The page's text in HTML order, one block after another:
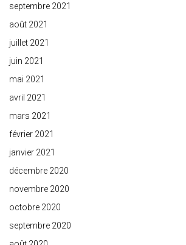
septembre 2021
août 2021
juillet 2021
juin 2021
mai 2021
avril 2021
mars 2021
février 2021
janvier 2021
décembre 2020
novembre 2020
octobre 2020
septembre 2020